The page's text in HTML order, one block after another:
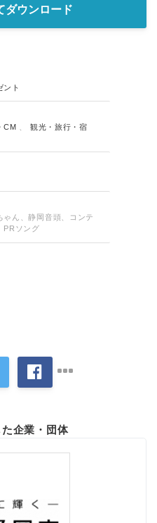
ダウンロード
ント
CM
観光・旅行・宿
ゃん、静岡音頭、コンテ
PRソング
企業・団体